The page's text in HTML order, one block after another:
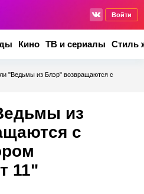
Войти
Кино ТВ и сериалы Стиль
"Ведьмы из Блэр" возвращаются с
из
с
11"